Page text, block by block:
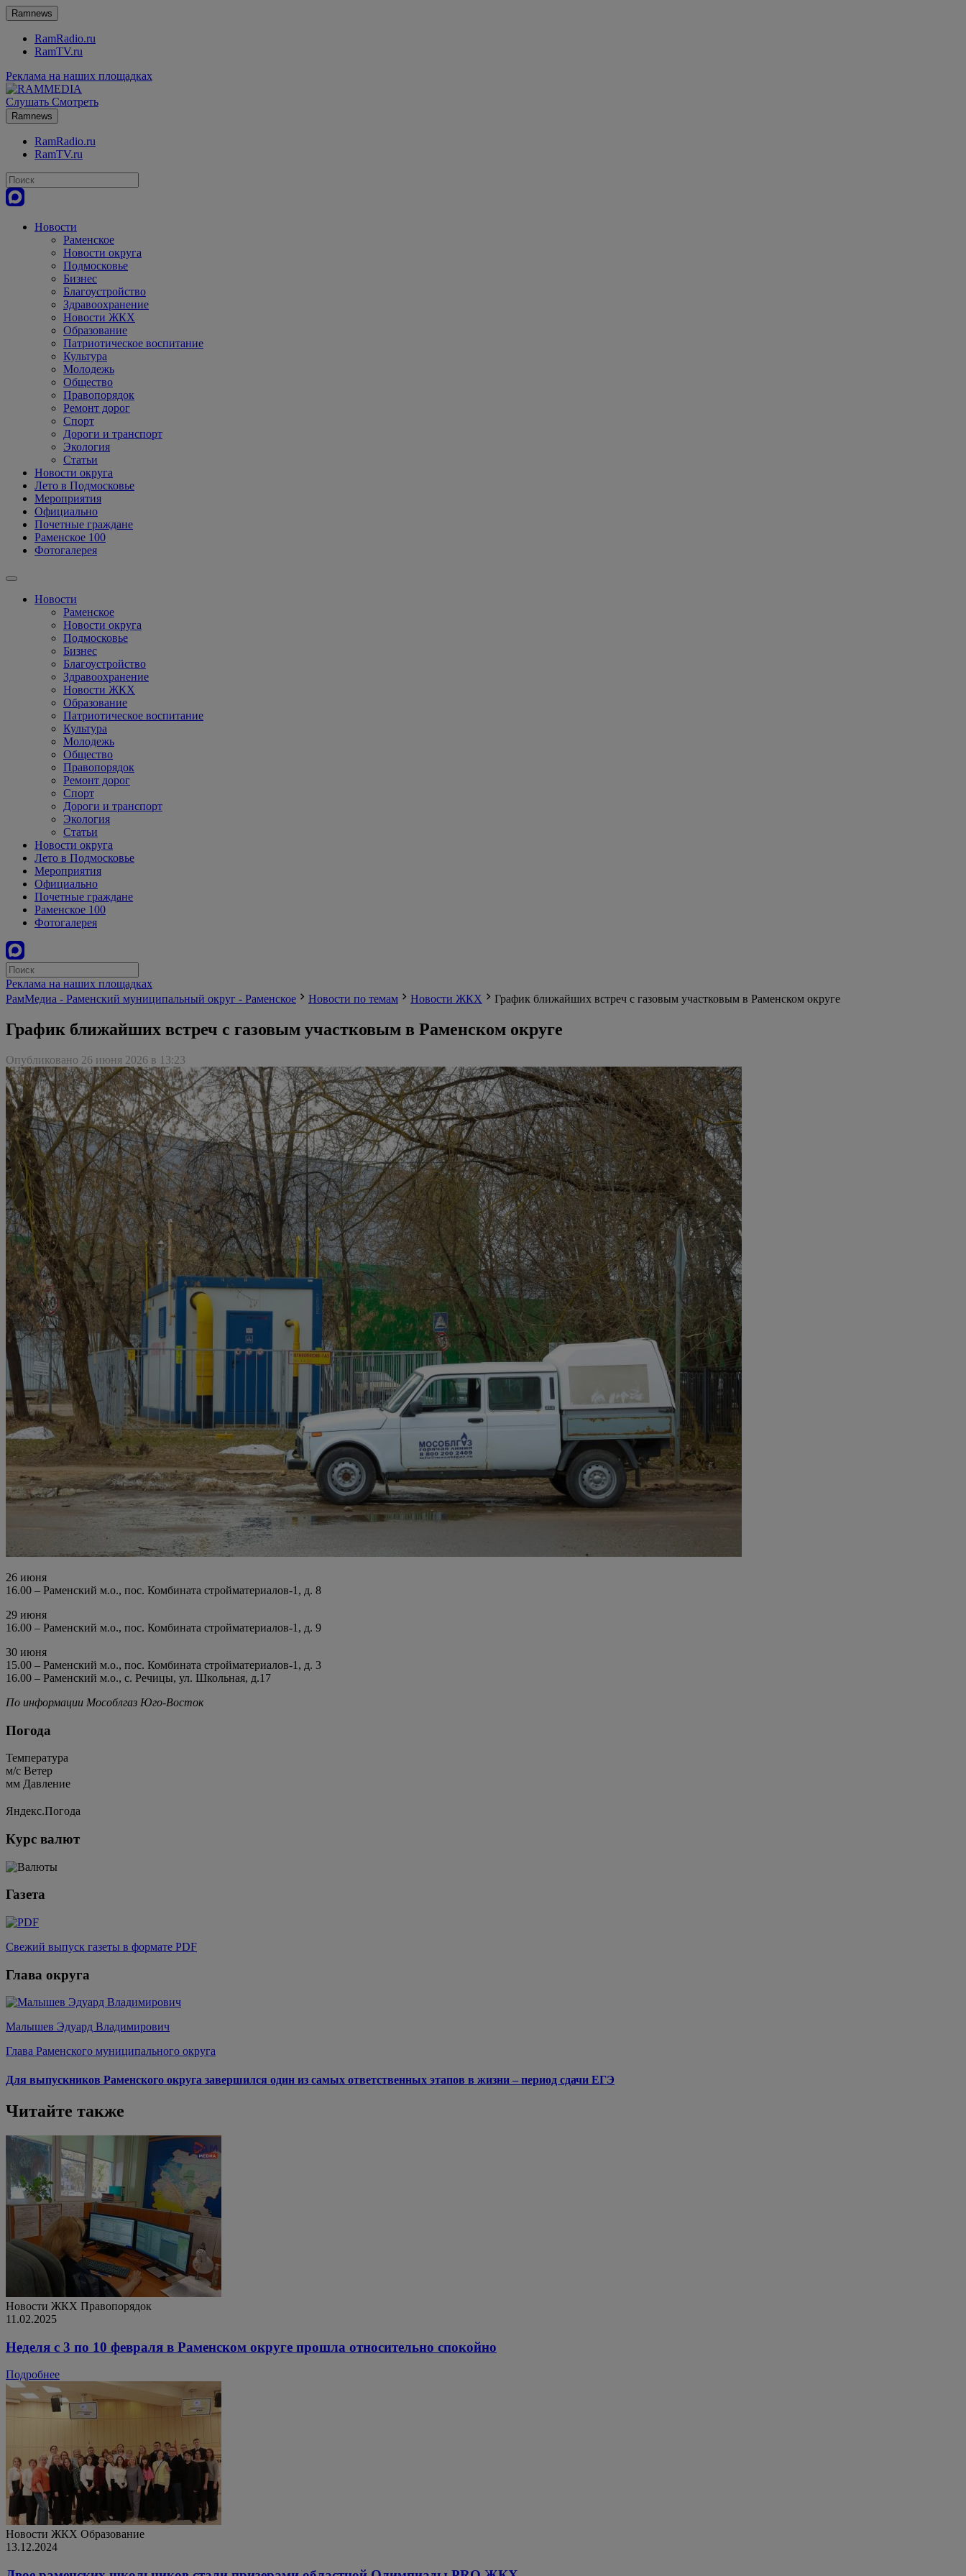
Ramnews
RamRadio.ru
RamTV.ru
Реклама на наших площадках
Слушать Смотреть
Ramnews
RamRadio.ru
RamTV.ru
Новости
Раменское
Новости округа
Подмосковье
Бизнес
Благоустройство
Здравоохранение
Новости ЖКХ
Образование
Патриотическое воспитание
Культура
Молодежь
Общество
Правопорядок
Ремонт дорог
Спорт
Дороги и транспорт
Экология
Статьи
Новости округа
Лето в Подмосковье
Мероприятия
Официально
Почетные граждане
Раменское 100
Фотогалерея
Новости
Раменское
Новости округа
Подмосковье
Бизнес
Благоустройство
Здравоохранение
Новости ЖКХ
Образование
Патриотическое воспитание
Культура
Молодежь
Общество
Правопорядок
Ремонт дорог
Спорт
Дороги и транспорт
Экология
Статьи
Новости округа
Лето в Подмосковье
Мероприятия
Официально
Почетные граждане
Раменское 100
Фотогалерея
Реклама на наших площадках
РамМедиа - Раменский муниципальный округ - Раменское
Новости по темам Новости ЖКХ График ближайших встреч с газовым участковым в Раменском округе
График ближайших встреч с газовым участковым в Раменском округе
Опубликовано 26 июня 2026 в 13:23
26 июня
16.00 – Раменский м.о., пос. Комбината стройматериалов-1, д. 8
29 июня
16.00 – Раменский м.о., пос. Комбината стройматериалов-1, д. 9
30 июня
15.00 – Раменский м.о., пос. Комбината стройматериалов-1, д. 3
16.00 – Раменский м.о., с. Речицы, ул. Школьная, д.17
По информации Мособлгаз Юго-Восток
Погода
Температура
м/c Ветер
мм Давление
Яндекс.Погода
Курс валют
Газета
Свежий выпуск газеты в формате PDF
Глава округа
Малышев Эдуард Владимирович
Глава Раменского муниципального округа
Для выпускников Раменского округа завершился один из самых ответственных этапов в жизни – период сдачи ЕГЭ
Читайте также
Новости ЖКХ Правопорядок
11.02.2025
Неделя с 3 по 10 февраля в Раменском округе прошла относительно спокойно
Подробнее
Новости ЖКХ Образование
13.12.2024